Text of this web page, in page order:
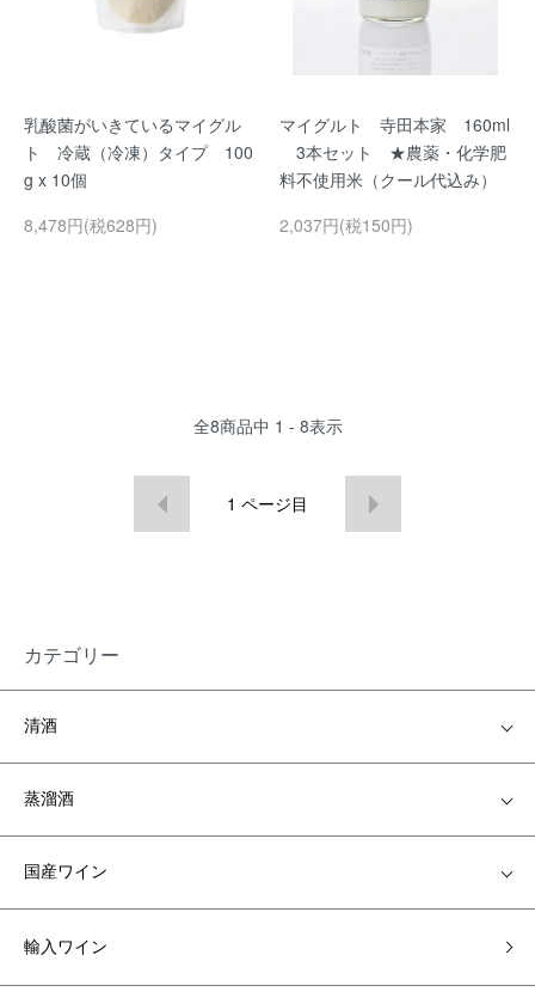
乳酸菌がいきているマイグル
ト 冷蔵（冷凍）タイプ 100
g x 10個
8,478円(税628円)
マイグルト 寺田本家 160ml
3本セット ★農薬・化学肥
料不使用米（クール代込み）
2,037円(税150円)
全8商品中 1 - 8表示
1 ページ目
カテゴリー
清酒
蒸溜酒
国産ワイン
輸入ワイン